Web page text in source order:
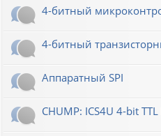
4-битный
4-битный
Аппаратный SPI
CHUMP: ICS4U 4-bit